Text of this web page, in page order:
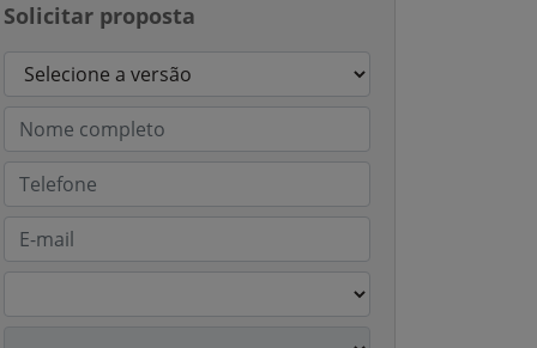
Solicitar proposta